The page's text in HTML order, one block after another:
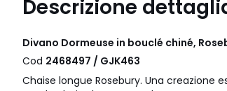
Descrizione
Divano Dormeuse in bouclé chiné,
Cod 2468497 / GJK463
Chaise longue Rosebury. Una creazione